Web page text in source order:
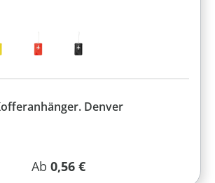
Denver
Regulärer Preis:
Ab 0,56 €